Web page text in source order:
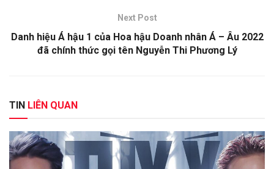
Next Post
Danh hiệu Á hậu 1 của Hoa hậu Doanh nhân Á – Âu 2022
đã chính thức gọi tên Nguyễn Thi Phương Lý
TIN LIÊN QUAN